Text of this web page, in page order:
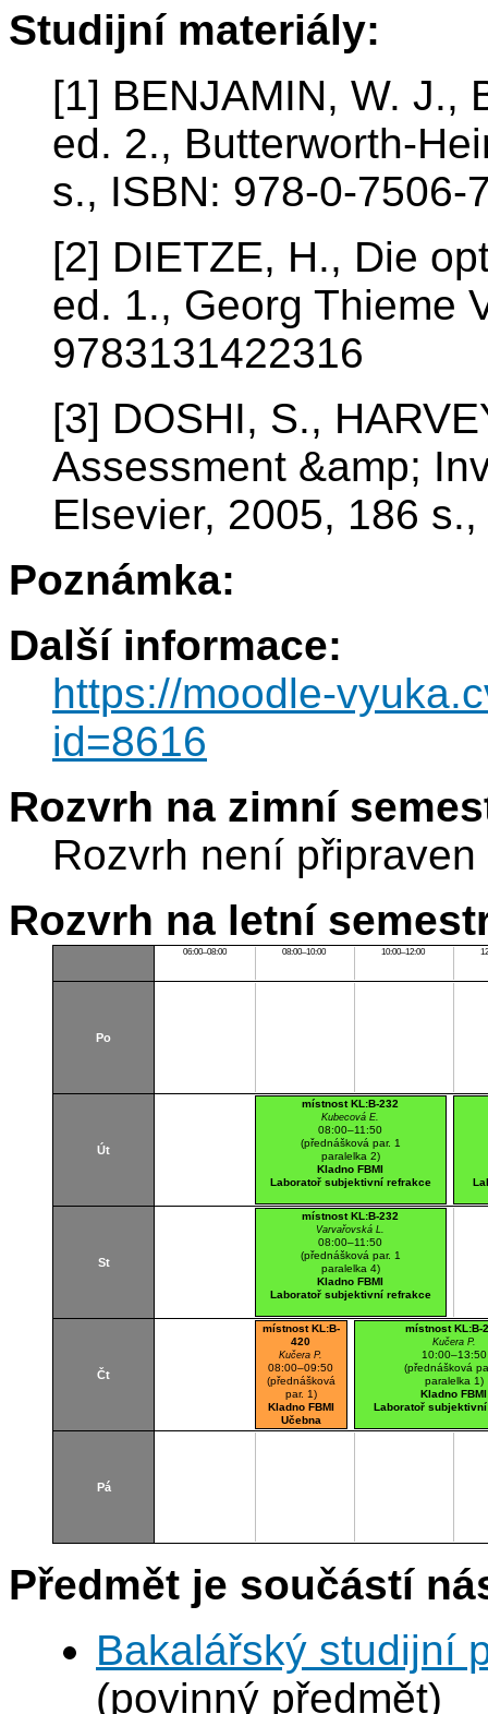
Studijní materiály:
[1] BENJAMIN, W. J.,
ed. 2., Butterworth-
s., ISBN: 978-0-7506-
[2] DIETZE, H., Die
ed. 1., Georg Thieme
9783131422316
[3] DOSHI, S.,
Assessment &amp;
Elsevier, 2005, 186
Poznámka:
Další informace:
https://moodle-
id=8616
Rozvrh na zimní
Rozvrh není připraven
Rozvrh na letní
06:00–08:00 08:00–10:00 10:00–12:00
Po
Út
místnost KL:B-232
Kubecová E.
08:00–11:50
(přednášková par. 1
paralelka 2)
Kladno FBMI
Laboratoř subjektivní refrakce
St
místnost KL:B-232
Varvařovská L.
08:00–11:50
(přednášková par. 1
paralelka 4)
Kladno FBMI
Laboratoř subjektivní refrakce
Čt
místnost KL:B-
420
Kučera P.
08:00–09:50
(přednášková
par. 1)
Kladno FBMI
Učebna
místnost KL:B-
Kučera P.
10:00–13:50
(přednášková
paralelka 1)
Kladno FBMI
Laboratoř
Pá
Předmět je součástí
Bakalářský studijní
(povinný předmět)